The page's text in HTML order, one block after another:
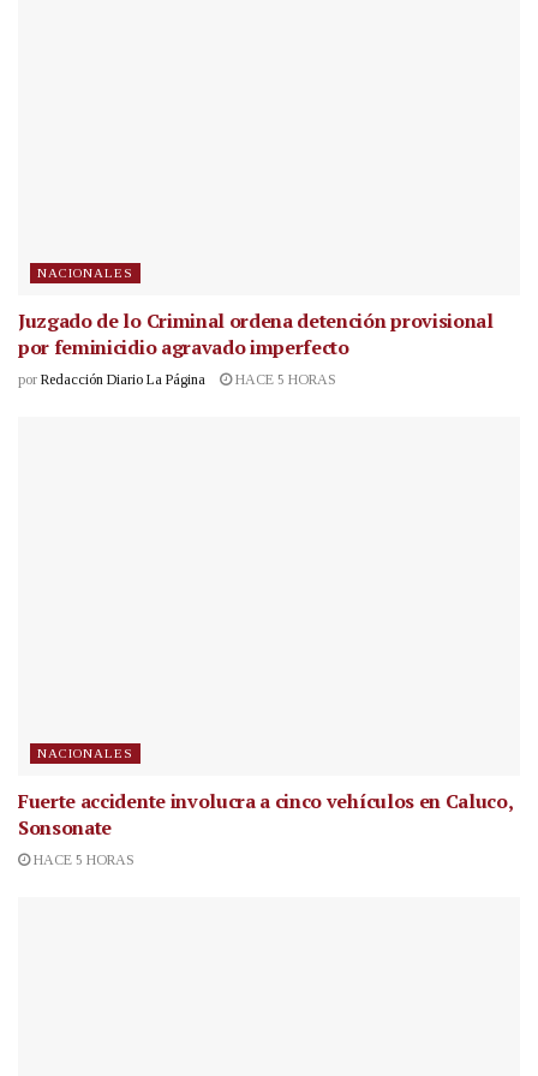
NACIONALES
Juzgado de lo Criminal ordena detención provisional
por feminicidio agravado imperfecto
por Redacción Diario La Página HACE 5 HORAS
NACIONALES
Fuerte accidente involucra a cinco vehículos en Caluco,
Sonsonate
HACE 5 HORAS